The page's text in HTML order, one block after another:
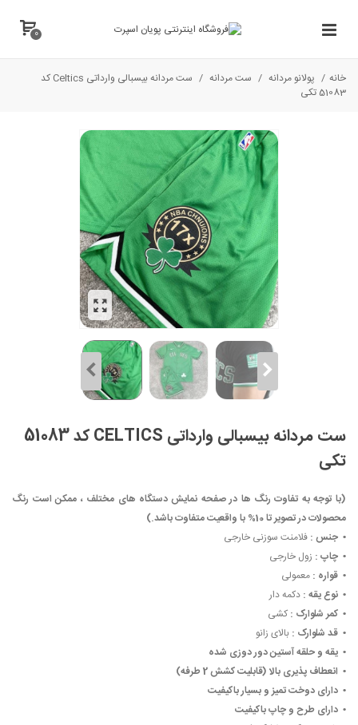
0
خانه / پولانو مردانه / ست مردانه /
ست مردانه بیسبالی وارداتی Celtics کد
51083 تکی
ست مردانه بیسبالی وارداتی CELTICS کد 51083
تکی
(با توجه به تفاوت رنگ ها در صفحه نمایش دستگاه های مختلف ، ممکن است رنگ
محصولات در تصویر تا 10% با واقعیت متفاوت باشد.)
• ‏ جنس : فلامنت سوزنی خارجی
• ‏ چاپ : زول خارجی
• ‏ قواره : معمولی
• ‏ نوع یقه : دکمه دار
• ‏ کمر شلوارک : کشی
• ‏ قد شلوارک : بالای زانو
• ‏ یقه و حلقه آستین دور دوزی شده
• ‏ انعطاف پذیری بالا (قابلیت کشش 2 طرفه)
• ‏ دارای دوخت تمیز و بسیار باکیفیت
• ‏ دارای طرح و چاپ باکیفیت